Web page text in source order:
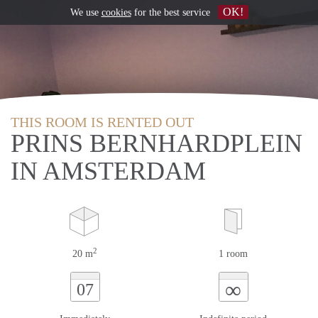
THIS ROOM IS RENTED OUT
PRINS BERNHARDPLEIN
IN AMSTERDAM
20 m2 1 room
07 ∞
We use cookiesfor the best service OK!